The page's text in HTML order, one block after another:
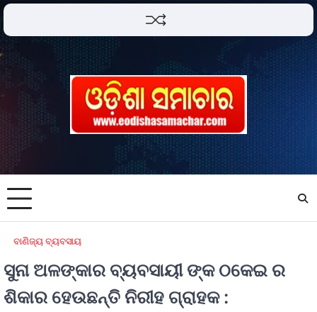
ବାଣିଜ୍ୟ ବ୍ୟବସାୟ
ସୁନା ଅଳଙ୍କାର ବ୍ୟବସାୟୀ ଙ୍କ ଠକେଇ ର
ଶିକାର ହେଉଛନ୍ତି ନିରୀହ ଗ୍ରାହକ :